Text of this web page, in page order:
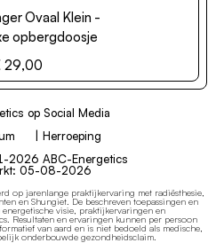
29,00
Herroeping
2026 ABC-Energetics
05-08-2026
op jarenlange praktijkervaring met radiësthesie,
en Shungiet. De beschreven toepassingen en
visie, praktijkervaringen en
Resultaten en ervaringen kunnen per persoon
van aard en is niet bedoeld als medische,
onderbouwde gezondheidsclaim.